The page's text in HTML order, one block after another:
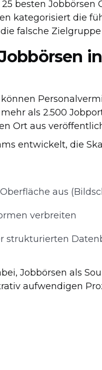
besten Jobbörsen
kategorisiert die
falsche
als 2.500
Ort aus
entwickelt, die
aus
verbreiten
strukturierten
Jobbörsen als
aufwendigen